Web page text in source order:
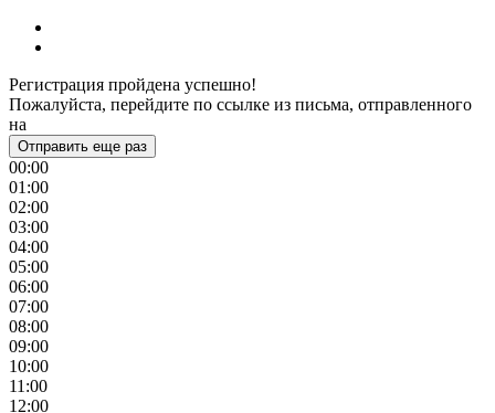
Регистрация пройдена успешно!
Пожалуйста, перейдите по ссылке из письма, отправленного
на
Отправить еще раз
00:00
01:00
02:00
03:00
04:00
05:00
06:00
07:00
08:00
09:00
10:00
11:00
12:00